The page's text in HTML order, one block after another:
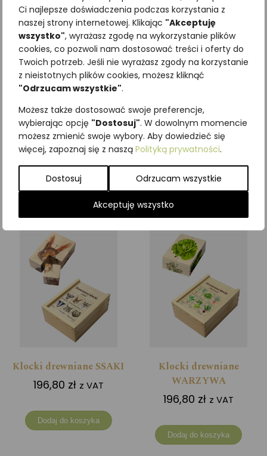
Ci najlepsze doświadczenia podczas korzystania z
naszej strony internetowej. Klikając "Akceptuję
wszystko", wyrażasz zgodę na wykorzystanie plików
cookies, co pozwoli nam dostosować treści i oferty do
Twoich potrzeb. Jeśli nie wyrażasz zgody na korzystanie
z nieistotnych plików cookies, możesz kliknąć
"Odrzucam wszystkie".
Możesz także dostosować swoje preferencje,
wybierając opcję "Dostosuj". W dowolnym momencie
możesz zmienić swoje wybory. Aby dowiedzieć się
więcej, zapoznaj się z naszą Polityką prywatności.
Dostosuj Odrzucam wszystkie
Akceptuję wszystko
Klocki drewniane SOWY
196,80
Klocki drewniane SSAKI
196,80
Klocki drewniane SSAKI
196,80 zł z VAT
Dodaj do koszyka
Klocki drewniane
WARZYWA
196,80 zł z VAT
Dodaj do koszyka